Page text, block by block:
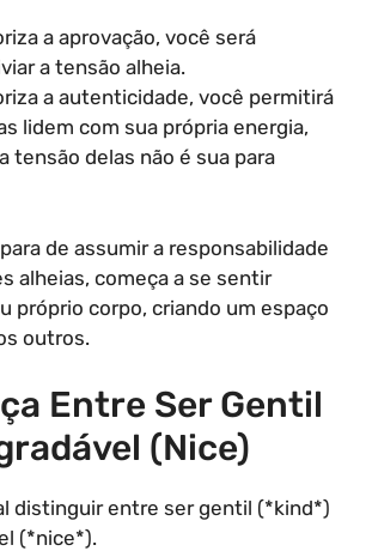
a aprovação, você será
a tensão alheia.
a autenticidade, você permitirá
lidem com sua própria energia,
tensão delas não é sua para
de assumir a responsabilidade
alheias, começa a se sentir
próprio corpo, criando um espaço
outros.
Entre Ser Gentil
(Nice)
distinguir entre ser gentil (*kind*)
(*nice*).